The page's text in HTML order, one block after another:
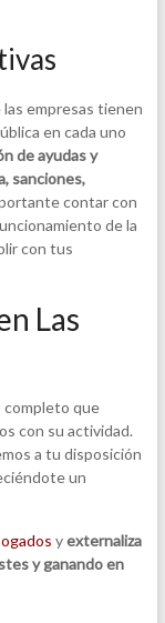
empresas tienen
en cada uno
de ayudas y
sanciones,
contar con
de la
con tus
Las
completo que
con su actividad.
a tu disposición
un
yexternaliza
y ganando en